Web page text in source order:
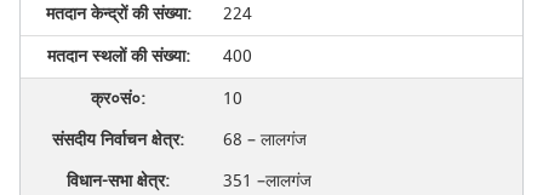
224
400
10
68 – लालगंज
351 –लालगंज